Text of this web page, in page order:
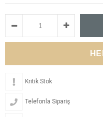
Kritik Stok
Telefonla Sipariş